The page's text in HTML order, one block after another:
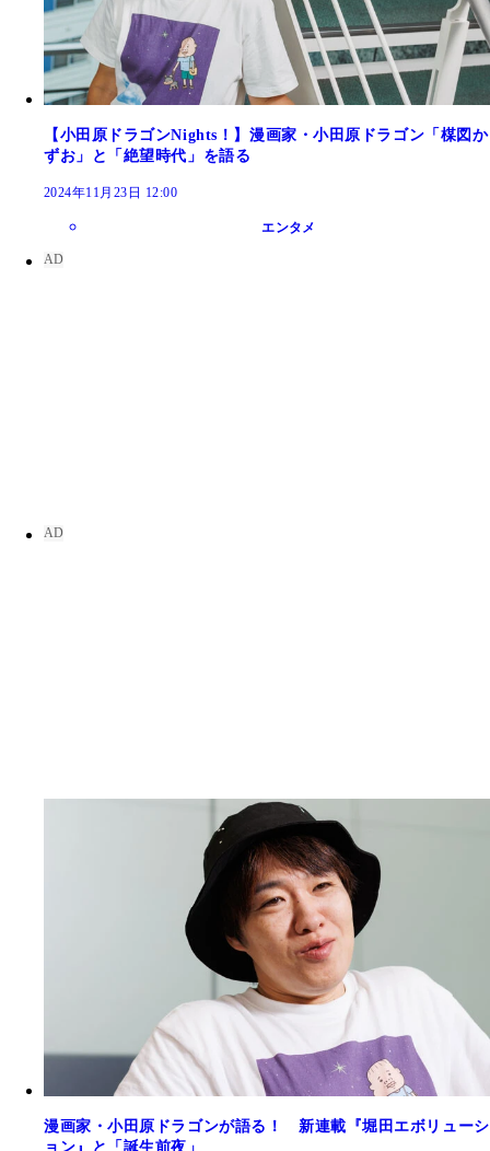
【小田原ドラゴンNights！】漫画家・小田原ドラゴン「楳図か
ずお」と「絶望時代」を語る
2024年11月23日 12:00
エンタメ
漫画家・小田原ドラゴンが語る！ 新連載『堀田エボリューシ
ョン』と「誕生前夜」